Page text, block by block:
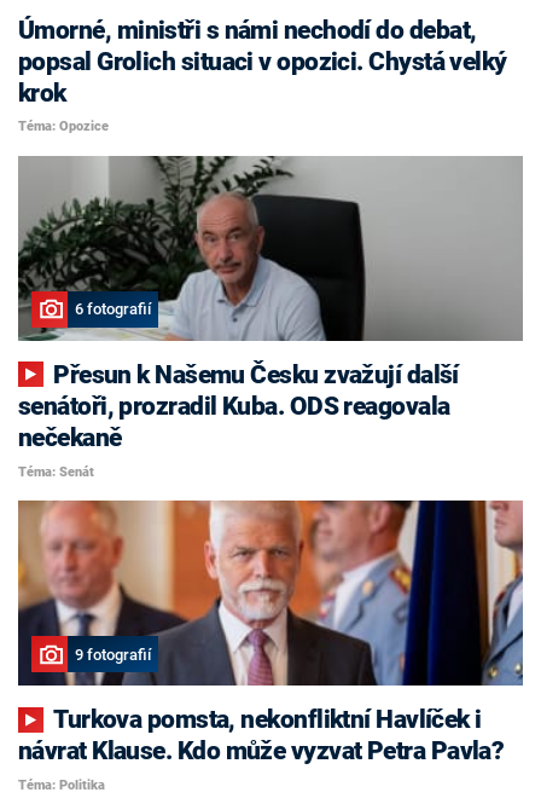
Úmorné, ministři s námi nechodí do debat,
popsal Grolich situaci v opozici. Chystá velký
krok
Téma: Opozice
6 fotografií
senátoři, prozradil Kuba. ODS reagovala
nečekaně
Téma: Senát
9 fotografií
Turkova pomsta, nekonfliktní Havlíček i
návrat Klause. Kdo může vyzvat Petra Pavla?
Téma: Politika